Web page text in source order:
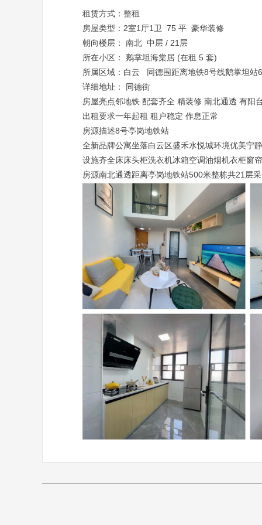
租赁方式：整租
房屋类型：2室1厅1卫 75 平 豪华装修
朝向楼层： 南北 中层 / 21层
所在小区： 鹅掌坦海棠居 (在租 5 套)
所属区域：白云 同德围距离地铁8号线鹅掌坦站
详细地址： 同德街
房屋亮点邻地铁 配套齐全 精装修 南北通透 有阳
出租要求一年起租 租户稳定 作息正常
房源描述8号亭岗地铁站
全新品牌公寓坐落白云区盛禾水悦城环境优美宁
设施齐全床床头柜洗衣机冰箱空调油烟机衣柜窗
房源南北通透距离亭岗地铁站500米整栋共21层